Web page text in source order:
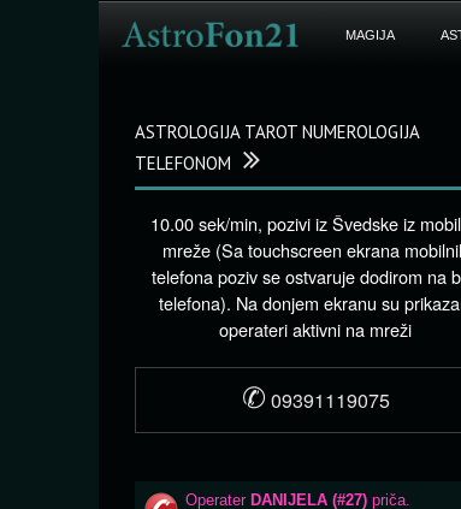
MAGIJA
ASTROLOGIJA TAROT NUMEROLOGIJA
TELEFONOM
10.00 sek/min, pozivi iz Švedske iz
mreže (Sa touchscreen ekrana
telefona poziv se ostvaruje dodirom na
telefona). Na donjem ekranu su
operateri aktivni na mreži
✆ 09391119075